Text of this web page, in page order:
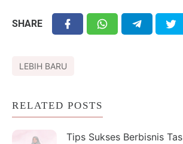
SHARE
LEBIH BARU
RELATED POSTS
Tips Sukses Berbisnis Tas